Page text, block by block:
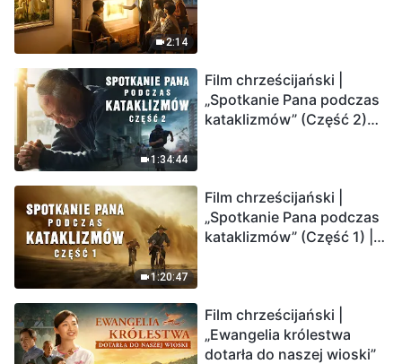
2:14
1:34:44
Film chrześcijański |
„Spotkanie Pana podczas
kataklizmów” (Część 2)
Ludzkość weszła w
odliczanie. Czy znalazłeś
już drogę ocalenia?
1:20:47
Film chrześcijański |
„Spotkanie Pana podczas
kataklizmów” (Część 1) |
Film chrześcijański |
„Ewangelia królestwa
dotarła do naszej wioski”